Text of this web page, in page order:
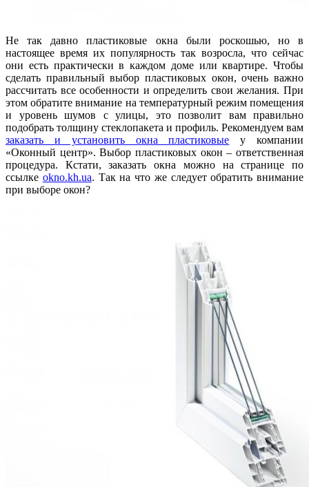
Не так давно пластиковые окна были роскошью, но в
настоящее время их популярность так возросла, что сейчас
они есть практически в каждом доме или квартире. Чтобы
сделать правильный выбор пластиковых окон, очень важно
рассчитать все особенности и определить свои желания. При
этом обратите внимание на температурный режим помещения
и уровень шумов с улицы, это позволит вам правильно
подобрать толщину стеклопакета и профиль. Рекомендуем вам
заказать и установить окна пластиковые у компании
«Оконный центр». Выбор пластиковых окон – ответственная
процедура. Кстати, заказать окна можно на странице по
ссылке okno.kh.ua. Так на что же следует обратить внимание
при выборе окон?